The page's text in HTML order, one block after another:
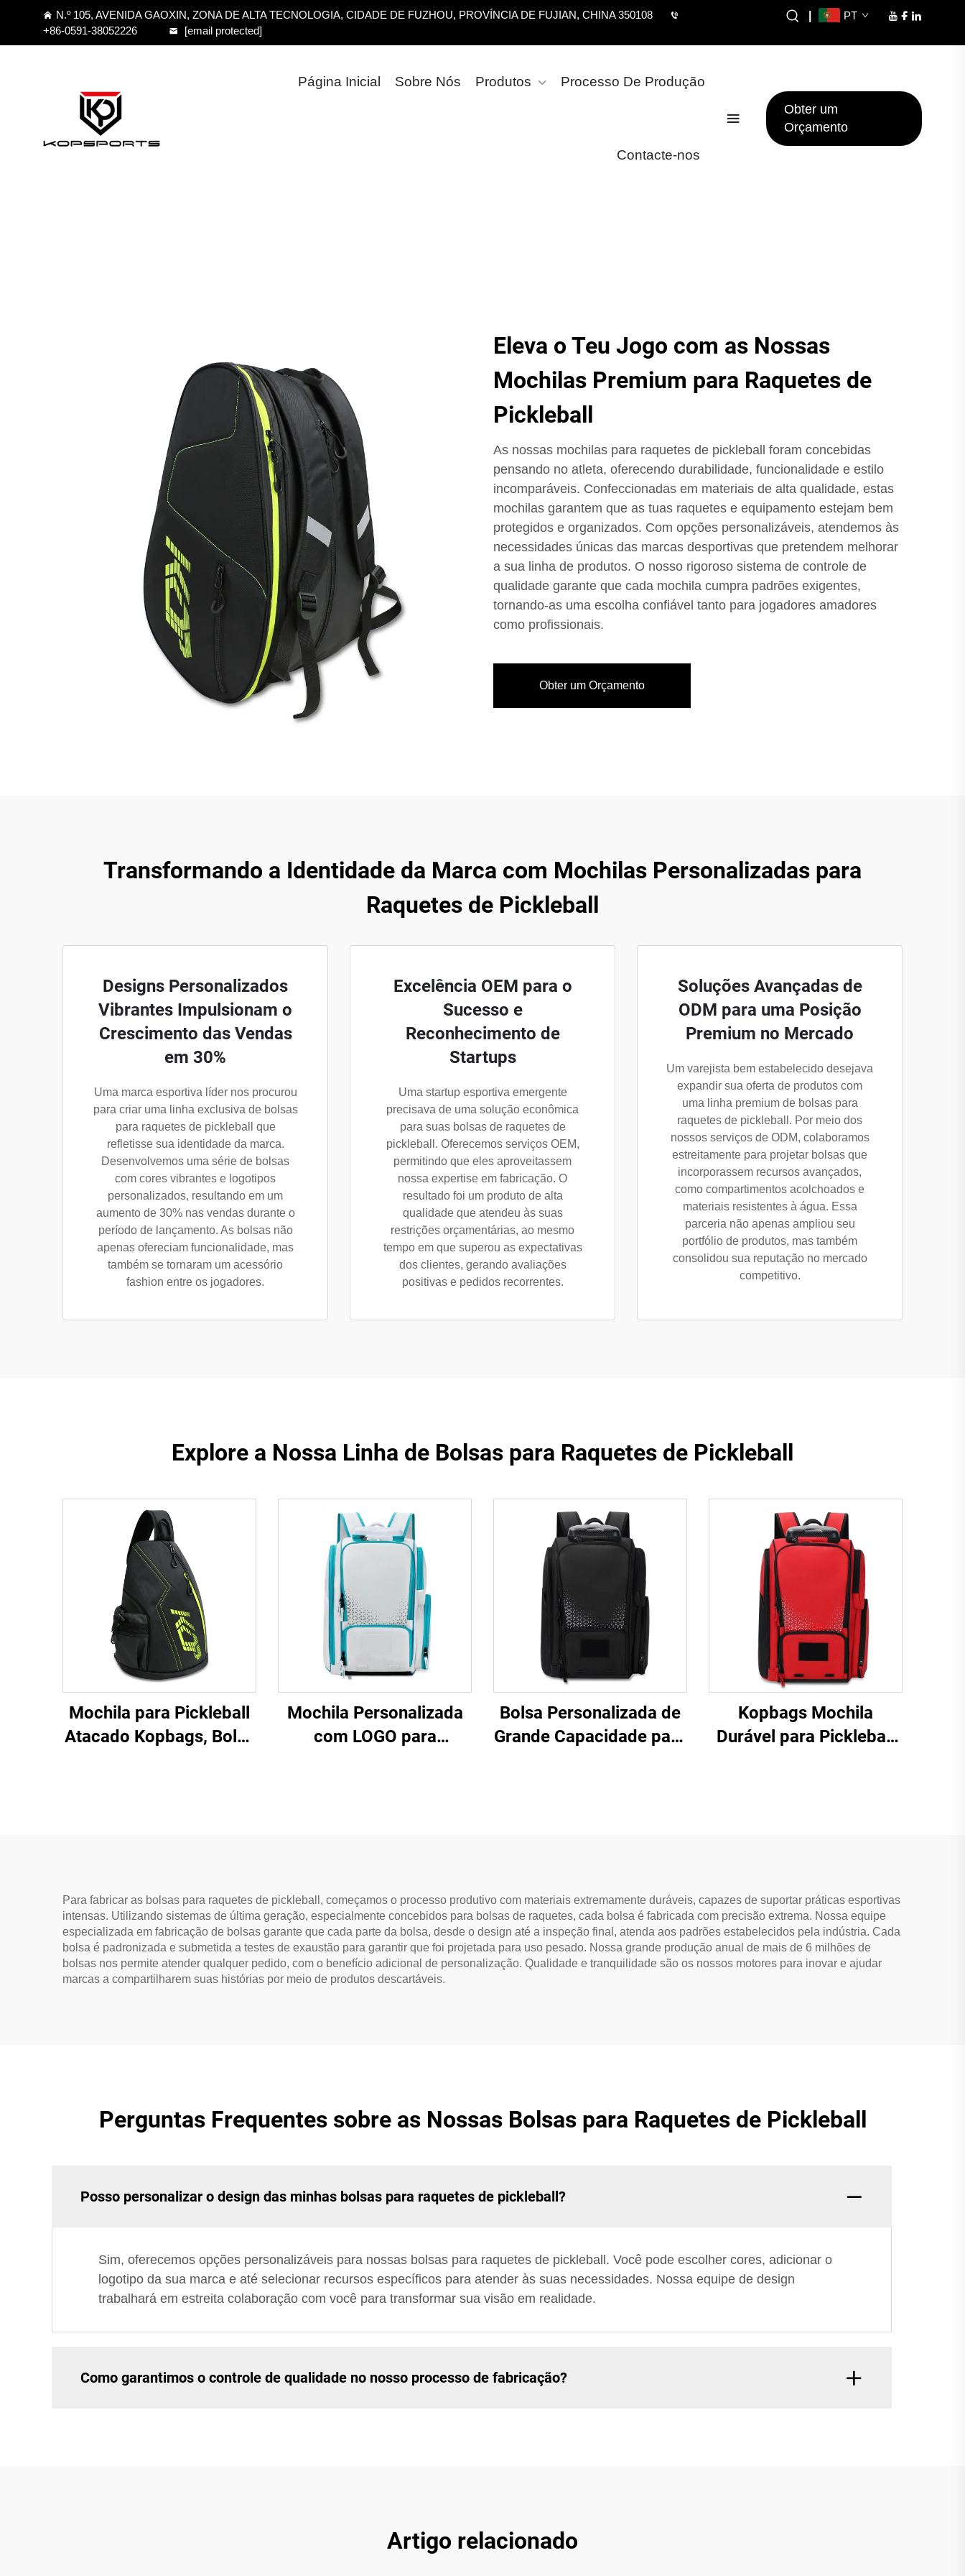
N.º 105, AVENIDA GAOXIN, ZONA DE ALTA TECNOLOGIA, CIDADE DE FUZHOU, PROVÍNCIA DE FUJIAN, CHINA 350108
+86-0591-38052226
[email protected]
PT
Página Inicial Sobre Nós Produtos Processo De Produção
Contacte-nos
Obter um
Orçamento
Eleva o Teu Jogo com as Nossas
Mochilas Premium para Raquetes de
Pickleball
As nossas mochilas para raquetes de pickleball foram concebidas
pensando no atleta, oferecendo durabilidade, funcionalidade e estilo
incomparáveis. Confeccionadas em materiais de alta qualidade, estas
mochilas garantem que as tuas raquetes e equipamento estejam bem
protegidos e organizados. Com opções personalizáveis, atendemos às
necessidades únicas das marcas desportivas que pretendem melhorar
a sua linha de produtos. O nosso rigoroso sistema de controle de
qualidade garante que cada mochila cumpra padrões exigentes,
tornando-as uma escolha confiável tanto para jogadores amadores
como profissionais.
Obter um Orçamento
Transformando a Identidade da Marca com Mochilas Personalizadas para
Raquetes de Pickleball
Designs Personalizados
Vibrantes Impulsionam o
Crescimento das Vendas
em 30%
Uma marca esportiva líder nos procurou
para criar uma linha exclusiva de bolsas
para raquetes de pickleball que
refletisse sua identidade da marca.
Desenvolvemos uma série de bolsas
com cores vibrantes e logotipos
personalizados, resultando em um
aumento de 30% nas vendas durante o
período de lançamento. As bolsas não
apenas ofereciam funcionalidade, mas
também se tornaram um acessório
fashion entre os jogadores.
Excelência OEM para o
Sucesso e
Reconhecimento de
Startups
Uma startup esportiva emergente
precisava de uma solução econômica
para suas bolsas de raquetes de
pickleball. Oferecemos serviços OEM,
permitindo que eles aproveitassem
nossa expertise em fabricação. O
resultado foi um produto de alta
qualidade que atendeu às suas
restrições orçamentárias, ao mesmo
tempo em que superou as expectativas
dos clientes, gerando avaliações
positivas e pedidos recorrentes.
Soluções Avançadas de
ODM para uma Posição
Premium no Mercado
Um varejista bem estabelecido desejava
expandir sua oferta de produtos com
uma linha premium de bolsas para
raquetes de pickleball. Por meio dos
nossos serviços de ODM, colaboramos
estreitamente para projetar bolsas que
incorporassem recursos avançados,
como compartimentos acolchoados e
materiais resistentes à água. Essa
parceria não apenas ampliou seu
portfólio de produtos, mas também
consolidou sua reputação no mercado
competitivo.
Explore a Nossa Linha de Bolsas para Raquetes de Pickleball
Mochila para Pickleball
Atacado Kopbags, Bolsa
Mochila Personalizada
com LOGO para
Bolsa Personalizada de
Grande Capacidade para
Kopbags Mochila
Durável para Pickleball
Para fabricar as bolsas para raquetes de pickleball, começamos o processo produtivo com materiais extremamente duráveis, capazes de suportar práticas esportivas
intensas. Utilizando sistemas de última geração, especialmente concebidos para bolsas de raquetes, cada bolsa é fabricada com precisão extrema. Nossa equipe
especializada em fabricação de bolsas garante que cada parte da bolsa, desde o design até a inspeção final, atenda aos padrões estabelecidos pela indústria. Cada
bolsa é padronizada e submetida a testes de exaustão para garantir que foi projetada para uso pesado. Nossa grande produção anual de mais de 6 milhões de
bolsas nos permite atender qualquer pedido, com o benefício adicional de personalização. Qualidade e tranquilidade são os nossos motores para inovar e ajudar
marcas a compartilharem suas histórias por meio de produtos descartáveis.
Perguntas Frequentes sobre as Nossas Bolsas para Raquetes de Pickleball
Posso personalizar o design das minhas bolsas para raquetes de pickleball?
Sim, oferecemos opções personalizáveis para nossas bolsas para raquetes de pickleball. Você pode escolher cores, adicionar o
logotipo da sua marca e até selecionar recursos específicos para atender às suas necessidades. Nossa equipe de design
trabalhará em estreita colaboração com você para transformar sua visão em realidade.
Como garantimos o controle de qualidade no nosso processo de fabricação?
Artigo relacionado